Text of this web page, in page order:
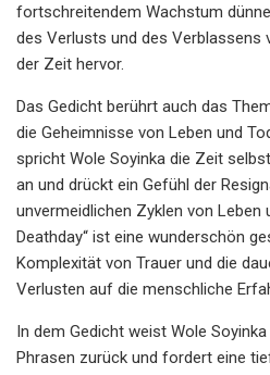
fortschreitendem Wachstum
des Verlusts und des Verblassens
der Zeit hervor.
Das Gedicht berührt auch das
die Geheimnisse von Leben und
spricht Wole Soyinka die Zeit
an und drückt ein Gefühl der
unvermeidlichen Zyklen von Leben
Deathday“ ist eine wunderschön
Komplexität von Trauer und die
Verlusten auf die menschliche
In dem Gedicht weist Wole
Phrasen zurück und fordert eine